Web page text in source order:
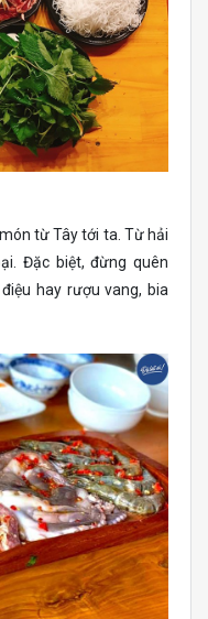
từ Tây tới ta. Từ hải
Đặc biệt, đừng quên
hay rượu vang, bia